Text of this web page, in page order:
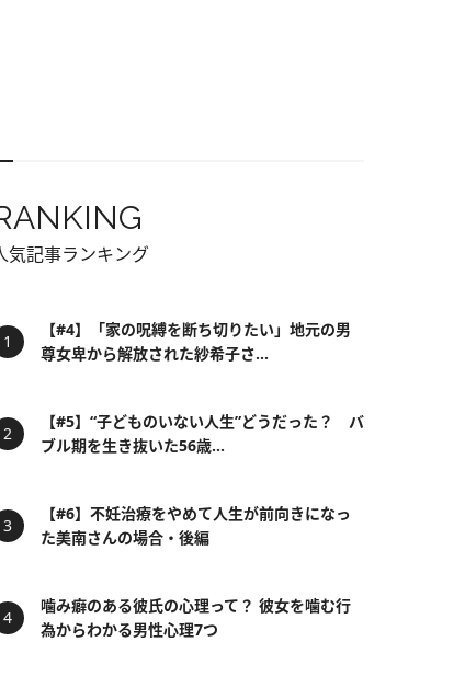
気記事ランキング
【#4】「家の呪縛を断ち切りたい」地元の男
尊女卑から解放された紗希子さ...
【#5】“子どものいない人生”どうだった？ バ
ブル期を生き抜いた56歳...
【#6】不妊治療をやめて人生が前向きになっ
た美南さんの場合・後編
噛み癖のある彼氏の心理って？ 彼女を噛む行
為からわかる男性心理7つ